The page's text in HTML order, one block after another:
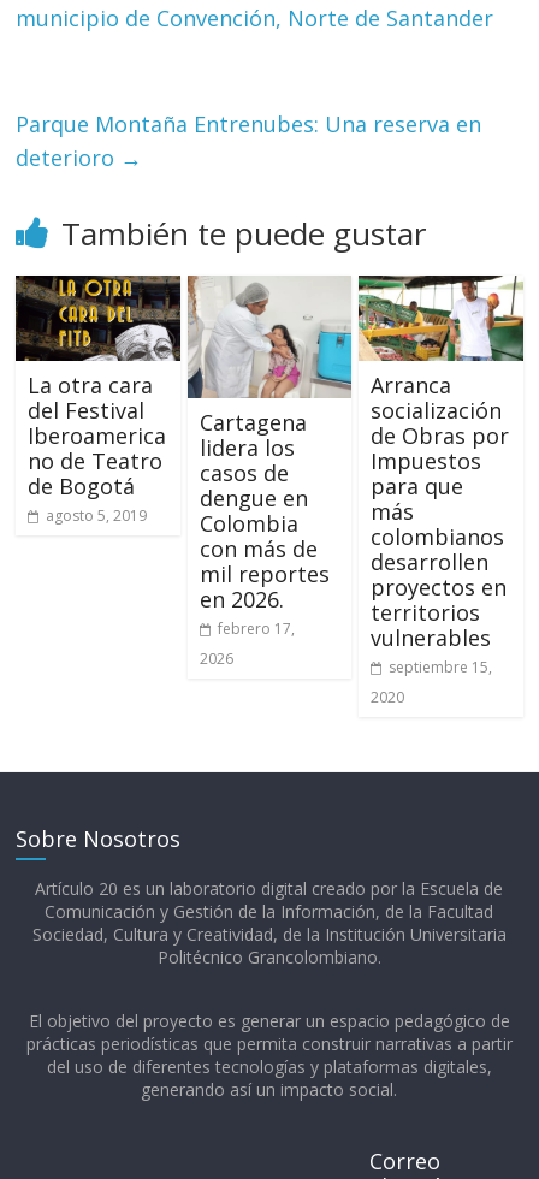
municipio de Convención, Norte de Santander
Parque Montaña Entrenubes: Una reserva en
deterioro →
También te puede gustar
La otra cara
del Festival
Iberoamerica
no de Teatro
de Bogotá
agosto 5, 2019
Cartagena
lidera los
casos de
dengue en
Colombia
con más de
mil reportes
en 2026.
febrero 17,
2026
Arranca
socialización
de Obras por
Impuestos
para que
más
colombianos
desarrollen
proyectos en
territorios
vulnerables
septiembre 15,
2020
Sobre Nosotros
Artículo 20 es un laboratorio digital creado por la Escuela de
Comunicación y Gestión de la Información, de la Facultad
Sociedad, Cultura y Creatividad, de la Institución Universitaria
Politécnico Grancolombiano.​
El objetivo del proyecto es generar un espacio pedagógico de
prácticas periodísticas que permita construir narrativas a partir
del uso de diferentes tecnologías y plataformas digitales,
generando así un impacto social.
Correo